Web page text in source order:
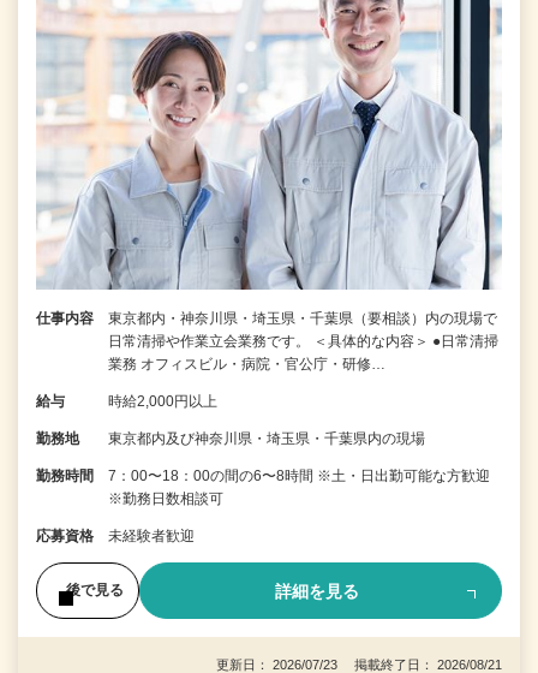
仕事内容
東京都内・神奈川県・埼玉県・千葉県（要相談）内の現場で
日常清掃や作業立会業務です。 ＜具体的な内容＞ ●日常清掃
業務 オフィスビル・病院・官公庁・研修…
給与 時給2,000円以上
勤務地 東京都内及び神奈川県・埼玉県・千葉県内の現場
勤務時間
7：00〜18：00の間の6〜8時間 ※土・日出勤可能な方歓迎
※勤務日数相談可
応募資格 未経験者歓迎
後で見る 詳細を見る
更新日： 2026/07/23 掲載終了日： 2026/08/21